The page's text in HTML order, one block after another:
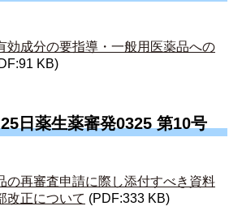
効成分の要指導・一般用医薬品への
KB)
日薬生薬審発0325 第10号
の再審査申請に際し添付すべき資料
改正について (PDF:333 KB)